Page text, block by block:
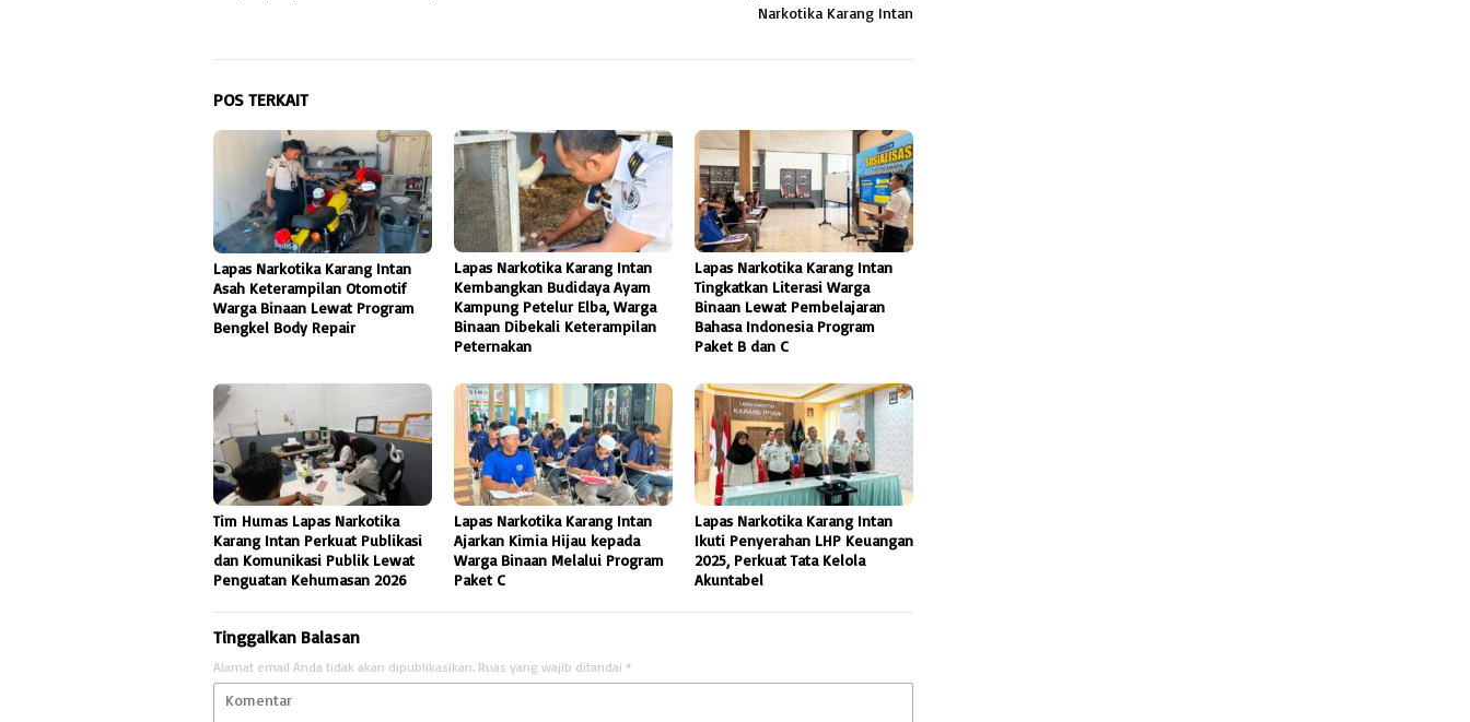
Narkotika Karang Intan
POS TERKAIT
Lapas Narkotika Karang Intan
Asah Keterampilan Otomotif
Warga Binaan Lewat Program
Bengkel Body Repair
Lapas Narkotika Karang Intan
Kembangkan Budidaya Ayam
Kampung Petelur Elba, Warga
Binaan Dibekali Keterampilan
Peternakan
Lapas Narkotika Karang Intan
Tingkatkan Literasi Warga
Binaan Lewat Pembelajaran
Bahasa Indonesia Program
Paket B dan C
Tim Humas Lapas Narkotika
Karang Intan Perkuat Publikasi
dan Komunikasi Publik Lewat
Penguatan Kehumasan 2026
Lapas Narkotika Karang Intan
Ajarkan Kimia Hijau kepada
Warga Binaan Melalui Program
Paket C
Lapas Narkotika Karang Intan
Ikuti Penyerahan LHP Keuangan
2025, Perkuat Tata Kelola
Akuntabel
Tinggalkan Balasan
Alamat email Anda tidak akan dipublikasikan. Ruas yang wajib ditandai *